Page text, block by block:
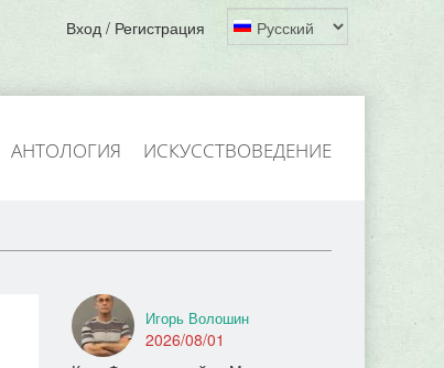
Вход / Регистрация
АНТОЛОГИЯ ИСКУССТВОВЕДЕНИЕ
Игорь Волошин
2026/08/01